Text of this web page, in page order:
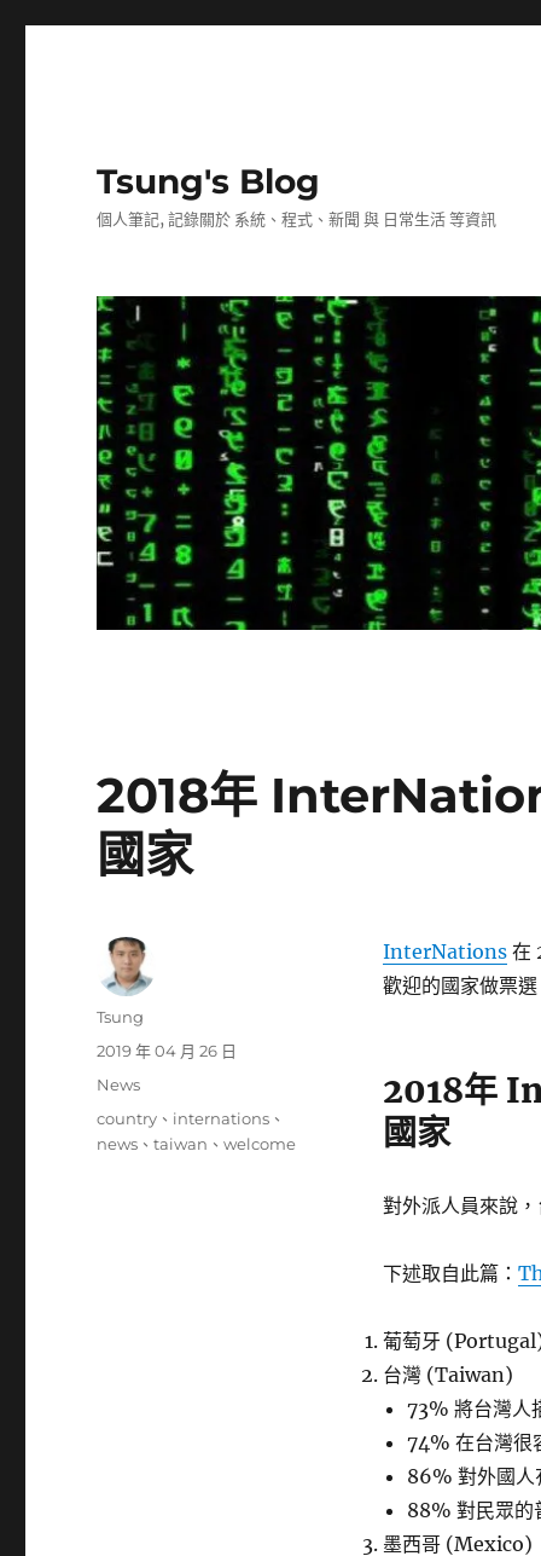
Tsung's Blog
個人筆記, 記錄關於 系統、程式、新聞 與 日常生活 等資訊
2018年
國家
InterNations在
歡迎的國家做票
2018年
國家
對外派人員來說
下述取自此篇：
葡萄牙
台灣 (Taiwan)
73% 將台灣人
74% 在台灣很
86% 對外國人
88% 對民眾的
墨西哥 (Mexico)
作
Tsung
發
期:
2019 年 04 月 26 日
分
News
標
籤
country 、 internations 、
news 、taiwan 、welcome